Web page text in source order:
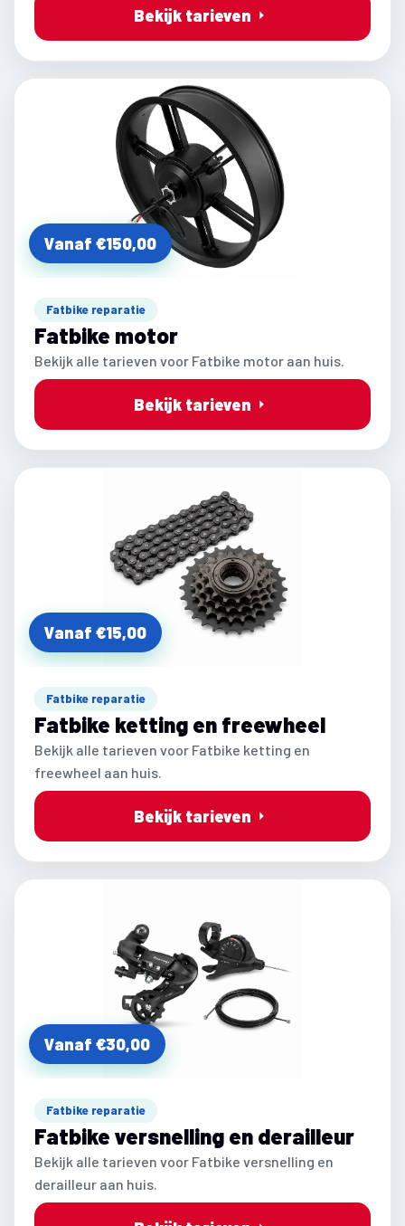
Bekijk tarieven
Vanaf €150,00
Fatbike reparatie
Fatbike motor
Bekijk alle tarieven voor Fatbike motor aan huis.
Bekijk tarieven
Vanaf €15,00
Fatbike reparatie
Fatbike ketting en freewheel
Bekijk alle tarieven voor Fatbike ketting en
freewheel aan huis.
Bekijk tarieven
Vanaf €30,00
Fatbike reparatie
Fatbike versnelling en derailleur
Bekijk alle tarieven voor Fatbike versnelling en
derailleur aan huis.